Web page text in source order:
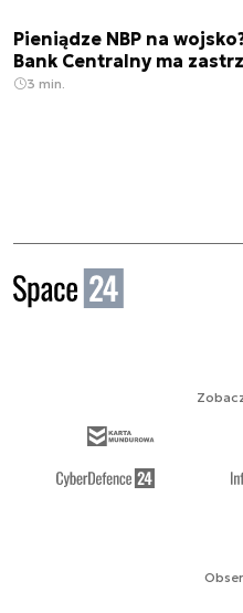
Pieniądze NBP na
Bank Centralny ma
3 min.